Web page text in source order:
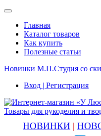
Главная
Каталог товаров
Как купить
Полезные статьи
Новинки М.П.Студия со
Вход | Регистрация
НОВИНКИ |